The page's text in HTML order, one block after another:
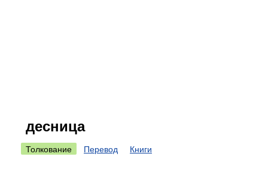
десница
Толкование Перевод Книги